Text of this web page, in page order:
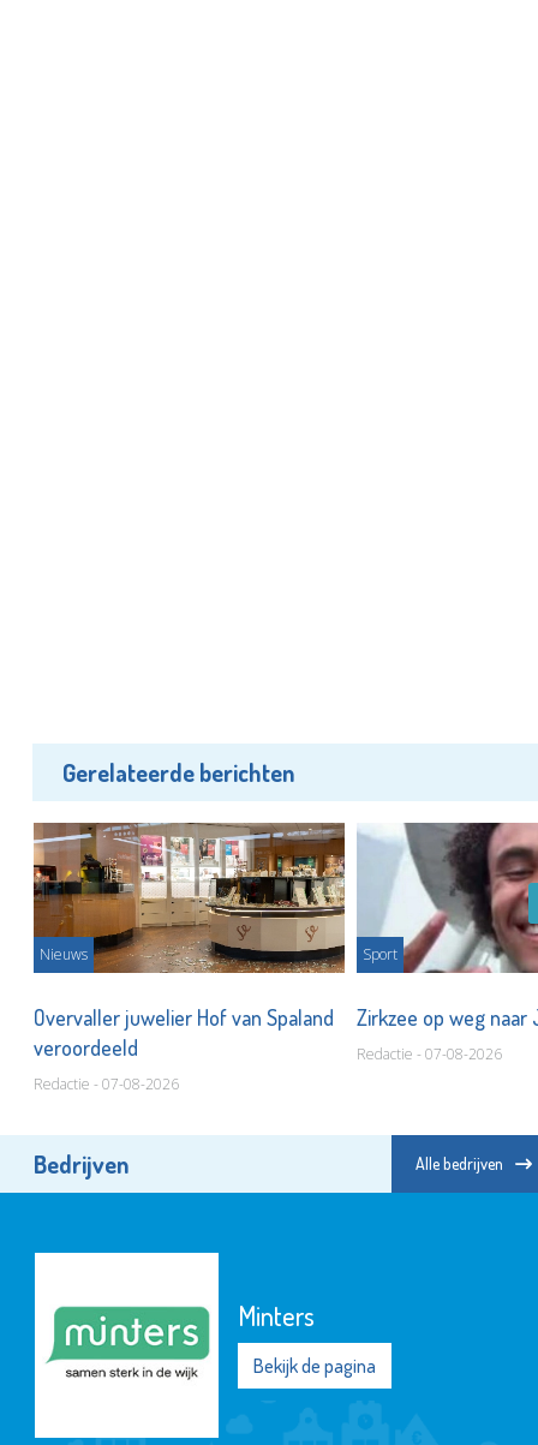
Gerelateerde berichten
Nieuws
Overvaller juwelier Hof van Spaland
veroordeeld
Redactie - 07-08-2026
Sport
Zirkzee op weg
Redactie - 07-08-2026
Bedrijven Alle bedrijven
Minters
Bekijk de pagina